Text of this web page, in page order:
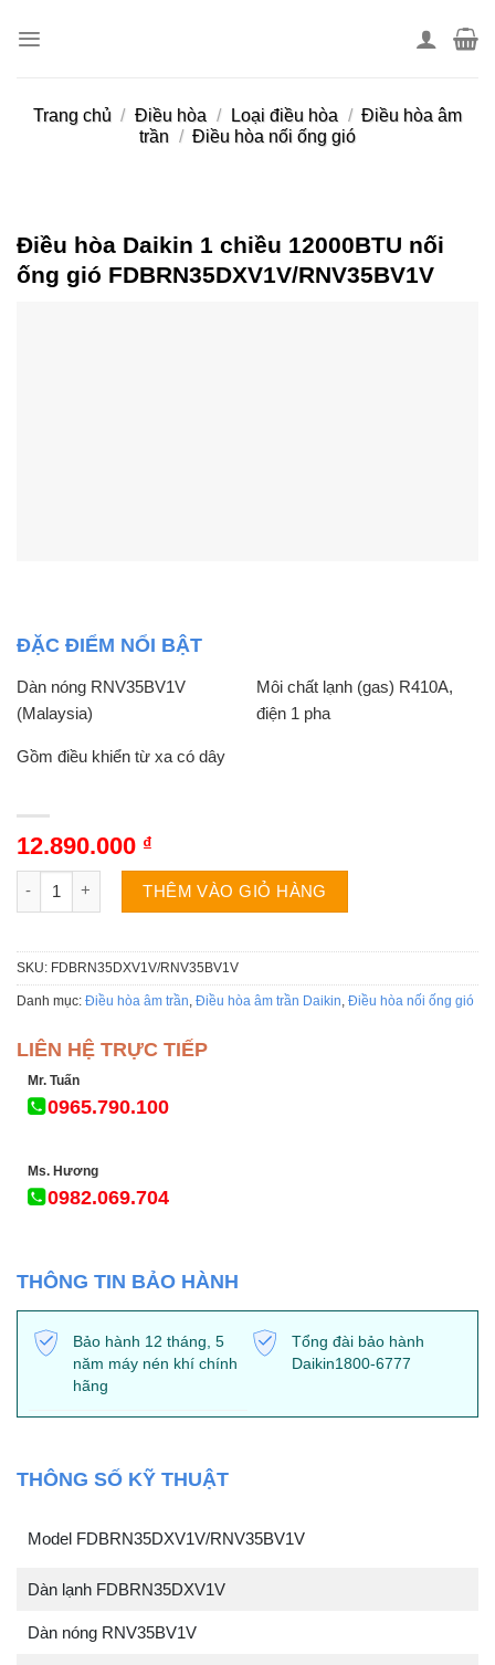
Trang chủ / Điều hòa / Loại điều hòa / Điều hòa âm
trần / Điều hòa nối ống gió
Điều hòa Daikin 1 chiều 12000BTU nối
ống gió FDBRN35DXV1V/RNV35BV1V
ĐẶC ĐIỂM NỔI BẬT
Dàn nóng RNV35BV1V
(Malaysia)
Môi chất lạnh (gas) R410A,
điện 1 pha
Gồm điều khiển từ xa có dây
12.890.000 ₫
Điều hòa Daikin 1 chiều 12000BTU nối ống gió
THÊM VÀO GIỎ HÀNG
SKU: FDBRN35DXV1V/RNV35BV1V
Danh mục: Điều hòa âm trần Điều hòa âm trần Daikin Điều hòa nối ống gió
LIÊN HỆ TRỰC TIẾP
Mr. Tuấn
0965.790.100
Ms. Hương
0982.069.704
THÔNG TIN BẢO HÀNH
Bảo hành 12 tháng, 5
năm máy nén khí chính
hãng
Tổng đài bảo hành
Daikin1800-6777
THÔNG SỐ KỸ THUẬT
Model FDBRN35DXV1V/RNV35BV1V
Dàn lạnh FDBRN35DXV1V
Dàn nóng RNV35BV1V